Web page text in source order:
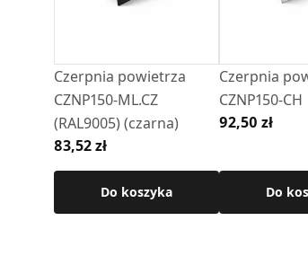
Czerpnia powietrza
CZNP150-ML.CZ
(RAL9005) (czarna)
83,52 zł
Do koszyka
Czerpnia
CZNP150-CH
92,50 zł
Do